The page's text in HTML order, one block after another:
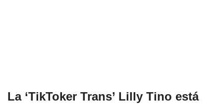
La ‘TikToker Trans’ Lilly Tino está